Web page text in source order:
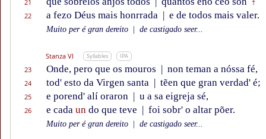
21 †
22 a fezo Déus mais honrrada | e de todos mais valer.
Muito per é gran dereito de castigado seer...
Stanza VI Syllables IPA
23 Onde, pero que os mouros | non teman a nóssa fé,
24 tod' esto da Virgen santa | tẽen que gran verdad' é;
25 e porend' alí oraron | u a sa eigreja sé,
26 e cada un do que teve | foi sobr' o altar põer.
Muito per é gran dereito de castigado seer...